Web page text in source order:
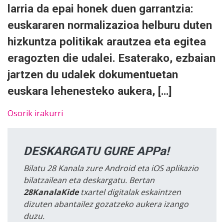
larria da epai honek duen garrantzia:
euskararen normalizazioa helburu duten
hizkuntza politikak arautzea eta egitea
eragozten die udalei. Esaterako, ezbaian
jartzen du udalek dokumentuetan
euskara lehenesteko aukera, […]
Osorik irakurri
DESKARGATU GURE APPa!
Bilatu 28 Kanala zure Android eta iOS aplikazio
bilatzailean eta deskargatu. Bertan
28KanalaKidetxartel digitalak eskaintzen
dizuten abantailez gozatzeko aukera izango
duzu.